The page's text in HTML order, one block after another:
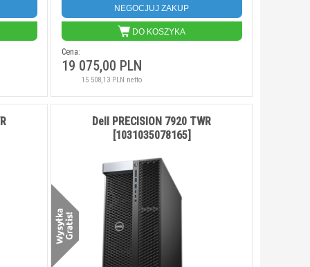
NEGOCJUJ ZAKUP
DO KOSZYKA
Cena:
19 075,00 PLN
15 508,13 PLN netto
Dell PRECISION 7920 TWR
[1031035078165]